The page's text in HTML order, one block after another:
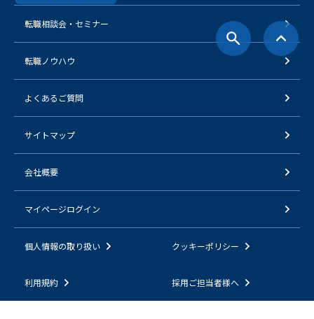
転職相談会・セミナー
転職ノウハウ
よくあるご質問
サイトマップ
会社概要
マイページログイン
個人情報の取り扱い クッキーポリシー
利用規約 採用ご担当者様へ